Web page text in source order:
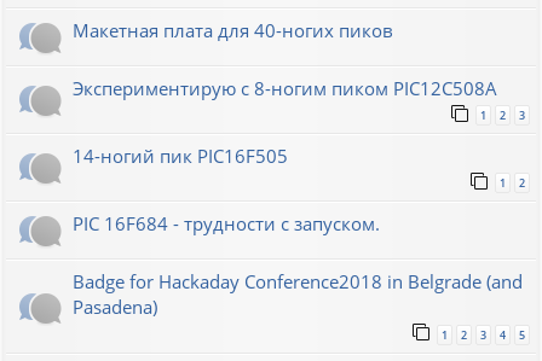
Макетная плата для 40-ногих пиков
Экспериментирую с 8-ногим пиком PIC12C508A
1 2 3
14-ногий пик PIC16F505
1 2
PIC 16F684 - трудности с запуском.
Badge for Hackaday Conference2018 in Belgrade (and
Pasadena)
1 2 3 4 5